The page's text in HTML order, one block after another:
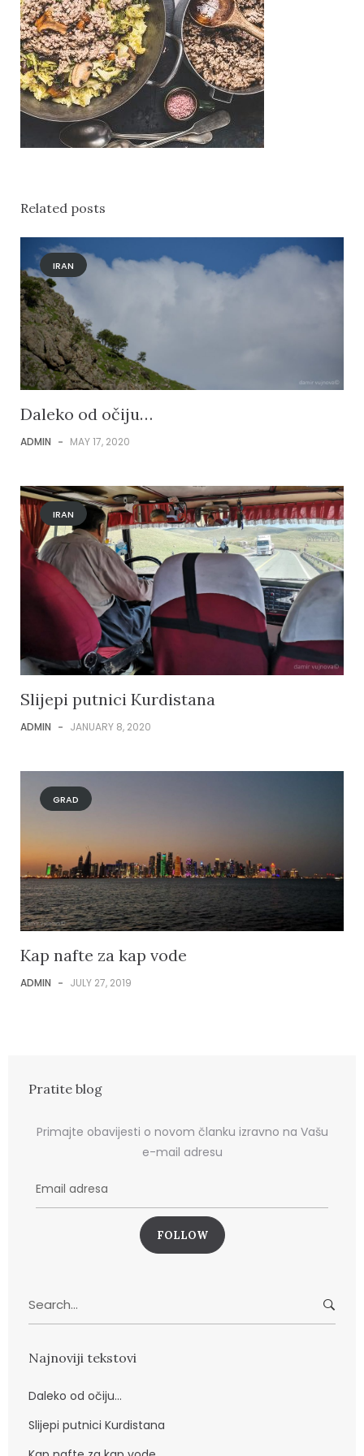
Related posts
IRAN
Daleko od očiju…
ADMIN - MAY 17, 2020
IRAN
Slijepi putnici Kurdistana
ADMIN - JANUARY 8, 2020
GRAD
Kap nafte za kap vode
ADMIN - JULY 27, 2019
Pratite blog
Primajte obavijesti o novom članku izravno na Vašu
e-mail adresu
d
r
s
for:
Najnoviji tekstovi
Daleko od očiju…
Slijepi putnici Kurdistana